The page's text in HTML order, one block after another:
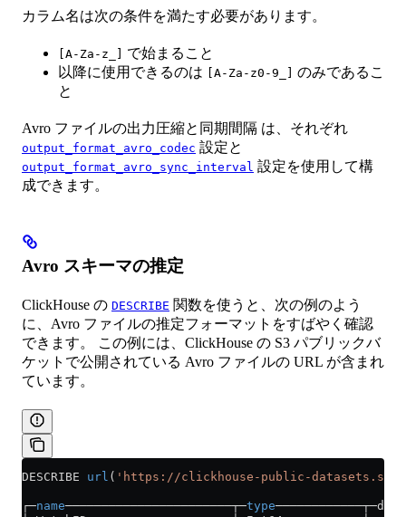
カラム名は次の条件を満たす必要があります。
[A-Za-z_]
で始まること
以降に使用できるのは
[A-Za-z0-9_]
のみであるこ
と
Avro ファイルの出力圧縮と同期間隔 は、それぞれ
output_format_avro_codec 設定と
output_format_avro_sync_interval 設定を使用して構
成できます。
Avro スキーマの推定
ClickHouse の DESCRIBE 関数を使うと、次の例のよう
に、Avro ファイルの推定フォーマットをすばやく確認
できます。 この例には、ClickHouse の S3 パブリックバ
ケットで公開されている Avro ファイルの URL が含まれ
ています。
DESCRIBE url ( 'https://clickhouse-public-
┌─name───────────────────────┬─type